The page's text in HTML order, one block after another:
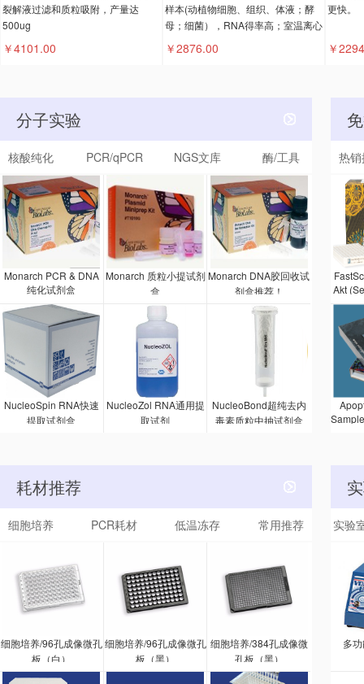
裂解液过滤和质粒吸附，产量达
500ug
￥4101.00
样本(动植物细胞、组织、体液；酵
母；细菌），RNA得率高；室温离心
￥2876.00
更快。
￥
分子实验
核酸纯化 PCR/qPCR NGS文库 酶/工具
Monarch PCR & DNA
纯化试剂盒
Monarch 质粒小提试剂
盒
Monarch DNA胶回收试
剂盒推荐！
NucleoSpin RNA快速
提取试剂盒
NucleoZol RNA通用提
取试剂
NucleoBond超纯去内
毒素质粒中抽试剂盒
热
Akt
剂盒
疫吸
试
的
一抗
种抗
耗材推荐
细胞培养 PCR耗材 低温冻存 常用推荐
细胞培养/96孔成像微孔
板（白）
细胞培养/96孔成像微孔
板（黑）
细胞培养/384孔成像微
孔板（黑）
实验
多